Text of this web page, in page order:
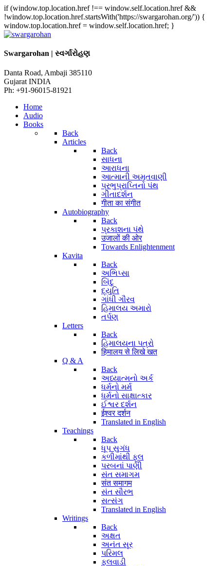
if (window.top.location.href !== window.self.location.href &&
!window.top.location.href.startsWith('https://swargarohan.org/')) {
window.top.location.href = window.self.location.href; }
Swargarohan | સ્વર્ગારોહણ
Danta Road, Ambaji 385110
Gujarat INDIA
Ph: +91-96015-81921
Home
Audio
Books
Back
Articles
Back
સાધના
આરાધના
આત્માની અમૃતવાણી
પ્રભુપ્રાપ્તિનો પંથ
ગીતાદર્શન
गीता का संगीत
Autobiography
Back
પ્રકાશના પંથે
उजालों की ओर
Towards Enlightenment
Kavita
Back
અભિપ્સા
બિંદુ
દ્યુતિ
ગાંધી ગૌરવ
હિમાલય અમારો
તર્પણ
Letters
Back
હિમાલયના પત્રો
हिमालय से लिखे खत
Q & A
Back
અધ્યાત્મનો અર્ક
ધર્મનો મર્મ
ધર્મનો સાક્ષાત્કાર
ઈશ્વર દર્શન
ईश्वर दर्शन
Translated in English
Teachings
Back
ધૂપ સુગંધ
કળીમાંથી ફૂલ
પરબનાં પાણી
સંત સમાગમ
संत समागम
સંત સૌરભ
સત્સંગ
Translated in English
Writings
Back
અક્ષત
અનંત સૂર
પરિમલ
ફૂલવાડી